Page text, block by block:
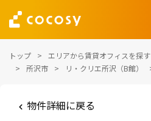
トップ エリアから賃貸オフィスを探す
所沢市
リ・クリエ所沢（B館）
物件詳細に戻る